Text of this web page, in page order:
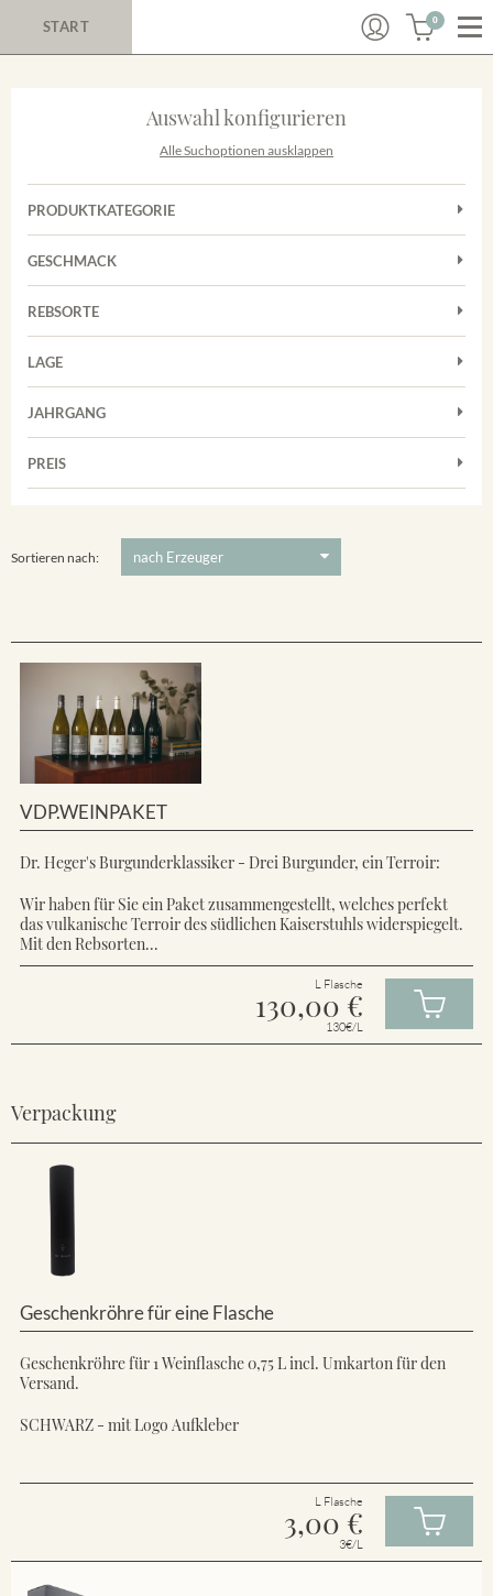
START 0
Auswahl konfigurieren
Alle Suchoptionen ausklappen
PRODUKTKATEGORIE
Cuvées
Rosé
Sekt
GESCHMACK
Trocken
REBSORTE
Auxerrois
Cuvée
Grauburgunder
LAGE
Achkarrer Schlossberg
Merdinger Bühl
Vorderer Winklerberg
JAHRGANG
PREIS
Sortieren nach:
VDP.WEINPAKET
Dr. Heger's Burgunderklassiker - Drei Burgunder, ein Terroir:
Wir haben für Sie ein Paket zusammengestellt, welches perfekt
das vulkanische Terroir des südlichen Kaiserstuhls widerspiegelt.
Mit den Rebsorten...
L Flasche
130,00 €
130€/L
Verpackung
Geschenkröhre für eine Flasche
Geschenkröhre für 1 Weinflasche 0,75 L incl. Umkarton für den
Versand.
SCHWARZ - mit Logo Aufkleber
L Flasche
3,00 €
3€/L